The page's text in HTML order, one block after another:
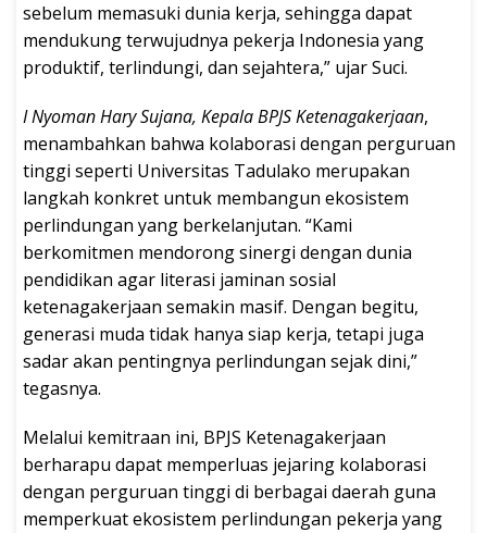
sebelum memasuki dunia kerja, sehingga dapat
mendukung terwujudnya pekerja Indonesia yang
produktif, terlindungi, dan sejahtera,” ujar Suci.
I Nyoman Hary Sujana, Kepala BPJS Ketenagakerjaan,
menambahkan bahwa kolaborasi dengan perguruan
tinggi seperti Universitas Tadulako merupakan
langkah konkret untuk membangun ekosistem
perlindungan yang berkelanjutan. “Kami
berkomitmen mendorong sinergi dengan dunia
pendidikan agar literasi jaminan sosial
ketenagakerjaan semakin masif. Dengan begitu,
generasi muda tidak hanya siap kerja, tetapi juga
sadar akan pentingnya perlindungan sejak dini,”
tegasnya.
Melalui kemitraan ini, BPJS Ketenagakerjaan
berharapu dapat memperluas jejaring kolaborasi
dengan perguruan tinggi di berbagai daerah guna
memperkuat ekosistem perlindungan pekerja yang